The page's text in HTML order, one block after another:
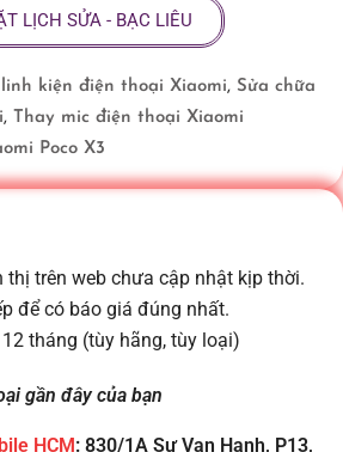
LỊCH SỬA - BẠC LIÊU
linh kiện điện thoại Xiaomi, Sửa chữa
, Thay mic điện thoại Xiaomi
Poco X3
thị trên web chưa cập nhật kịp thời.
để có báo giá đúng nhất.
tháng (tùy hãng, tùy loại)
gần đây của bạn
HCM: 830/1A Sư Vạn Hạnh, P13,